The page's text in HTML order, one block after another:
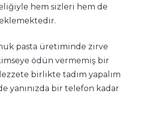
hem sizleri hem de
pasta üretiminde zirve
ödün vermemiş bir
birlikte tadım yapalım
yanınızda bir telefon kadar